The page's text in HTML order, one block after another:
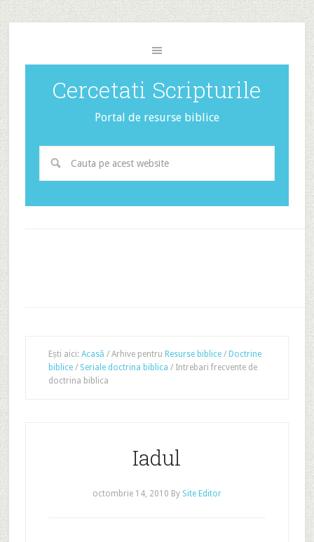
Cercetati Scripturile
Portal de resurse biblice
Ești aici: Acasă /Arhive pentru Resurse biblice / Doctrine
biblice / Seriale doctrina biblica /Intrebari frecvente de
doctrina biblica
Iadul
octombrie 14, 2010 By Site Editor